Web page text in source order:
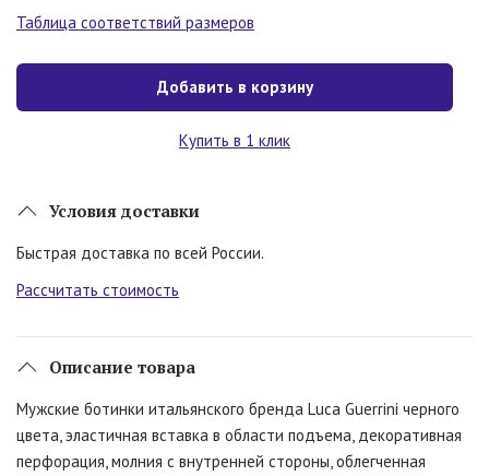
Таблица соответствий размеров
Добавить в корзину
Купить в 1 клик
Условия доставки
Быстрая доставка по всей России.
Рассчитать стоимость
Описание товара
Мужские ботинки итальянского бренда Luca Guerrini черного
цвета, эластичная вставка в области подъема, декоративная
перфорация, молния с внутренней стороны, облегченная